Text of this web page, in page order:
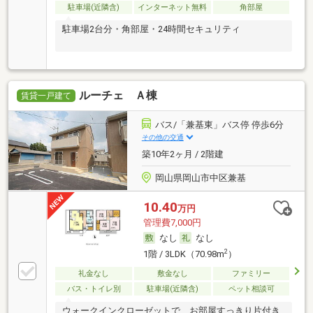
駐車場(近隣含) インターネット無料 角部屋
駐車場2台分・角部屋・24時間セキュリティ
賃貸一戸建て ルーチェ Ａ棟
バス/「兼基東」バス停 停歩6分
その他の交通
築10年2ヶ月 / 2階建
岡山県岡山市中区兼基
10.40万円
管理費7,000円
なし
なし
1階 / 3LDK（70.98m2）
礼金なし 敷金なし
ファミリー
バス・トイレ別
駐車場(近隣含) ペット相談可
ウォークインクローゼットで、お部屋すっきり片付き